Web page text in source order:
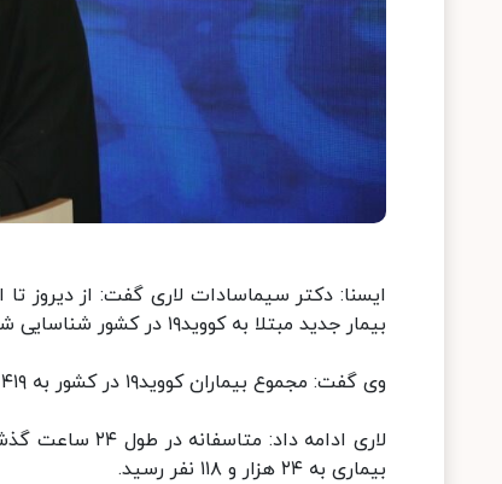
بیمار جدید مبتلا به کووید۱۹ در کشور شناسایی شد که یک هزار و ۱۴۹ نفر از آنها بستری شدند.
وی گفت: مجموع بیماران کووید۱۹ در کشور به ۴۱۹ هزار و ۴۳ نفر رسید.
بیماری به ۲۴ هزار و ۱۱۸ نفر رسید.